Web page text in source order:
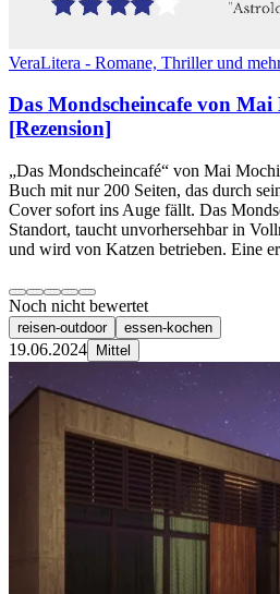
VeraLitera - Romane, Thriller und
Das Mondscheincafe von
[Rezension]
„Das Mondscheincafé“ von Mai
Buch mit nur 200 Seiten, das durch
Cover sofort ins Auge fällt. Das
Standort, taucht unvorhersehbar in
und wird von Katzen betrieben. Eine
Noch nicht bewertet
reisen-outdoor essen-kochen
19.06.2024 Mittel